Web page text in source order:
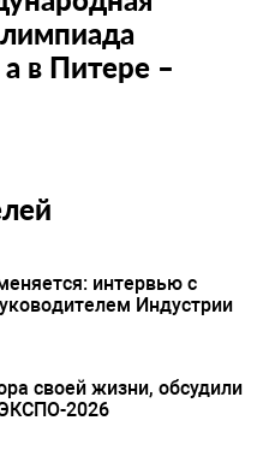
в Питере –
интервью с
Индустрии
своей жизни, обсудили
2026